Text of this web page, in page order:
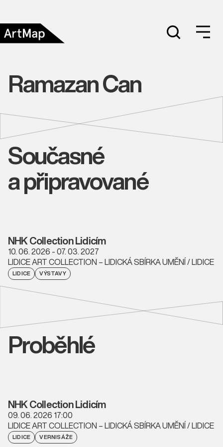
Ramazan Can
Současné
a připravované
NHK Collection Lidicím
10. 06. 2026 - 07. 03. 2027
LIDICE ART COLLECTION – LIDICKÁ SBÍRKA UMĚNÍ / LIDICE
LIDICE VÝSTAVY
Proběhlé
NHK Collection Lidicím
09. 06. 2026 17:00
LIDICE ART COLLECTION – LIDICKÁ SBÍRKA UMĚNÍ / LIDICE
LIDICE VERNISÁŽE